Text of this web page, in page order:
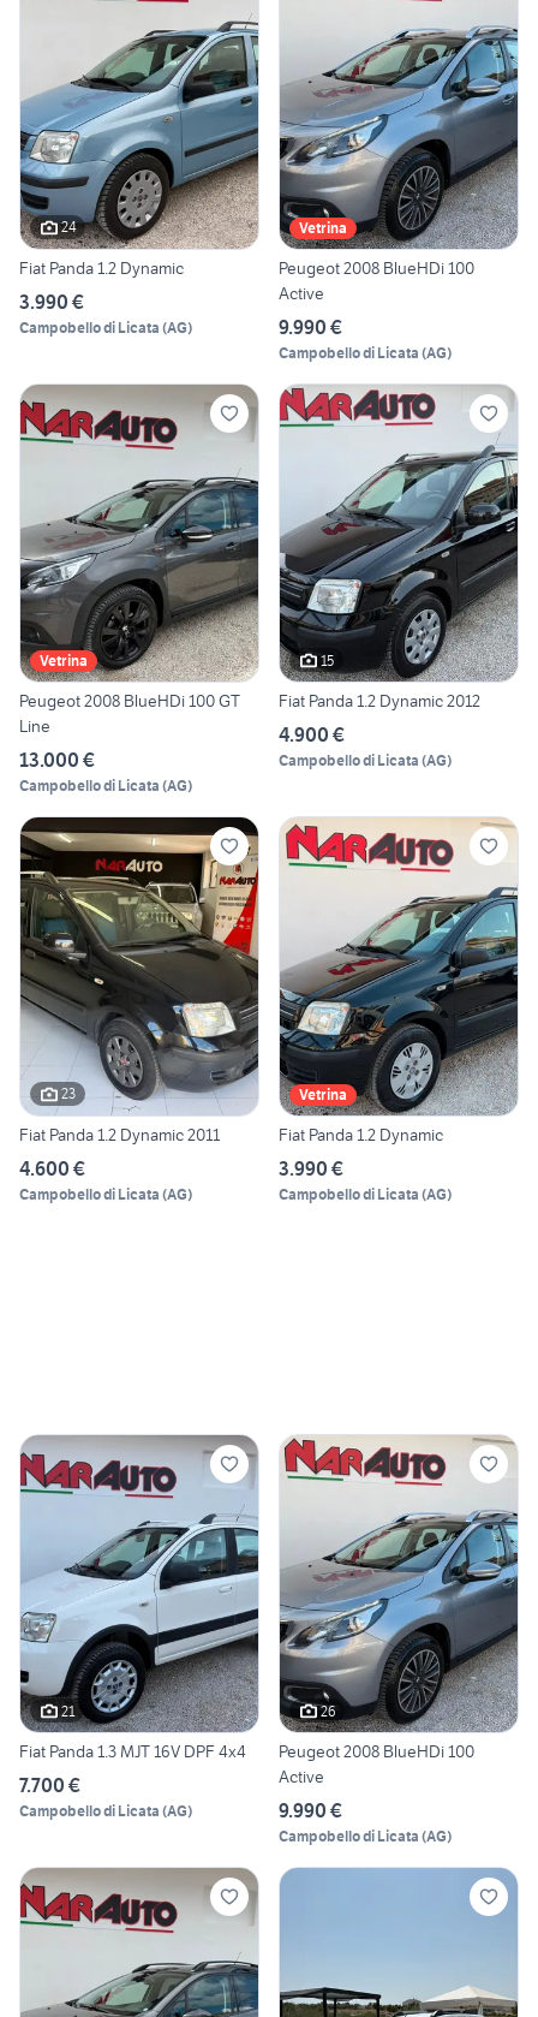
24
Fiat Panda 1.2 Dynamic
3.990 €
Campobello di Licata (AG)
Vetrina
Peugeot 2008 BlueHDi 100
Active
9.990 €
Campobello di Licata (AG)
Vetrina
Peugeot 2008 BlueHDi 100 GT
Line
13.000 €
Campobello di Licata (AG)
15
Fiat Panda 1.2 Dynamic 2012
4.900 €
Campobello di Licata (AG)
23
Fiat Panda 1.2 Dynamic 2011
4.600 €
Campobello di Licata (AG)
Vetrina
Fiat Panda 1.2 Dynamic
3.990 €
Campobello di Licata (AG)
21
Fiat Panda 1.3 MJT 16V DPF 4x4
7.700 €
Campobello di Licata (AG)
26
Peugeot 2008 BlueHDi 100
Active
9.990 €
Campobello di Licata (AG)